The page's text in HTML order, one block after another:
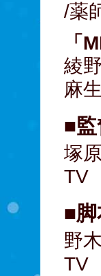
/薬
「
綾
麻
■
塚
TV
■
野
TV